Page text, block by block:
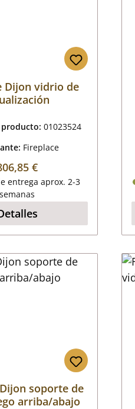
Dijon vidrio de
01023524
Fireplace
normal:
€
entrega aprox. 2-3
semanas
soporte de
arriba/abajo